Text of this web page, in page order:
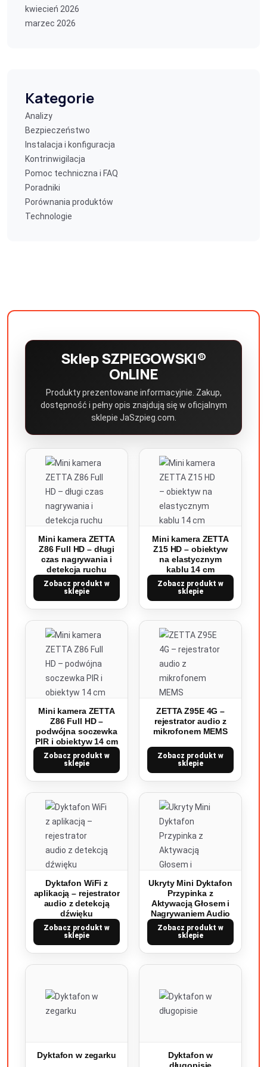
kwiecień 2026
marzec 2026
Kategorie
Analizy
Bezpieczeństwo
Instalacja i konfiguracja
Kontrinwigilacja
Pomoc techniczna i FAQ
Poradniki
Porównania produktów
Technologie
Sklep SZPIEGOWSKI®
OnLINE
Produkty prezentowane informacyjnie. Zakup,
dostępność i pełny opis znajdują się w oficjalnym
sklepie JaSzpieg.com.
Mini kamera ZETTA
Z86 Full HD – długi
czas nagrywania i
detekcja ruchu
Zobacz produkt w
sklepie
Mini kamera ZETTA
Z15 HD – obiektyw
na elastycznym
kablu 14 cm
Zobacz produkt w
sklepie
Mini kamera ZETTA
Z86 Full HD –
podwójna soczewka
PIR i obiektyw 14 cm
Zobacz produkt w
sklepie
ZETTA Z95E 4G –
rejestrator audio z
mikrofonem MEMS
Zobacz produkt w
sklepie
Dyktafon WiFi z
aplikacją – rejestrator
audio z detekcją
dźwięku
Zobacz produkt w
sklepie
Ukryty Mini Dyktafon
Przypinka z
Aktywacją Głosem i
Nagrywaniem Audio
Zobacz produkt w
sklepie
Dyktafon w zegarku
Dyktafon w